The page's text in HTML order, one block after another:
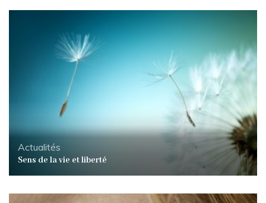
Actualités
Sens de la vie et liberté